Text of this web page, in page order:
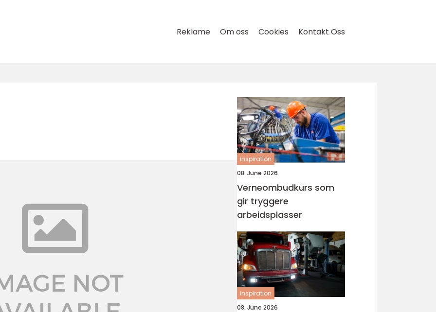
Reklame Om oss Cookies Kontakt Oss
inspiration
08. June 2026
Verneombudkurs som
gir tryggere
arbeidsplasser
inspiration
08. June 2026